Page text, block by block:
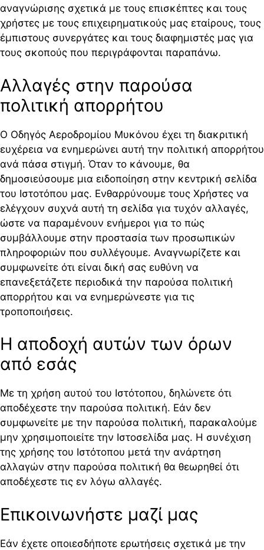
αναγνώρισης σχετικά με τους επισκέπτες και τους
χρήστες με τους επιχειρηματικούς μας εταίρους, τους
έμπιστους συνεργάτες και τους διαφημιστές μας για
τους σκοπούς που περιγράφονται παραπάνω.
Αλλαγές στην παρούσα
πολιτική απορρήτου
Ο Οδηγός Αεροδρομίου Μυκόνου έχει τη διακριτική
ευχέρεια να ενημερώνει αυτή την πολιτική απορρήτου
ανά πάσα στιγμή. Όταν το κάνουμε, θα
δημοσιεύσουμε μια ειδοποίηση στην κεντρική σελίδα
του Ιστοτόπου μας. Ενθαρρύνουμε τους Χρήστες να
ελέγχουν συχνά αυτή τη σελίδα για τυχόν αλλαγές,
ώστε να παραμένουν ενήμεροι για το πώς
συμβάλλουμε στην προστασία των προσωπικών
πληροφοριών που συλλέγουμε. Αναγνωρίζετε και
συμφωνείτε ότι είναι δική σας ευθύνη να
επανεξετάζετε περιοδικά την παρούσα πολιτική
απορρήτου και να ενημερώνεστε για τις
τροποποιήσεις.
Η αποδοχή αυτών των όρων
από εσάς
Με τη χρήση αυτού του Ιστότοπου, δηλώνετε ότι
αποδέχεστε την παρούσα πολιτική. Εάν δεν
συμφωνείτε με την παρούσα πολιτική, παρακαλούμε
μην χρησιμοποιείτε την Ιστοσελίδα μας. Η συνέχιση
της χρήσης του Ιστότοπου μετά την ανάρτηση
αλλαγών στην παρούσα πολιτική θα θεωρηθεί ότι
αποδέχεστε τις εν λόγω αλλαγές.
Επικοινωνήστε μαζί μας
Εάν έχετε οποιεσδήποτε ερωτήσεις σχετικά με την